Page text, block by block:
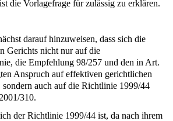
die Vorlagefrage für zulässig zu erklären.
darauf hinzuweisen, dass sich die
Gerichts nicht nur auf die
die Empfehlung 98/257 und den in Art.
Anspruch auf effektiven gerichtlichen
sondern auch auf die Richtlinie 1999/44
310.
der Richtlinie 1999/44 ist, da nach ihrem